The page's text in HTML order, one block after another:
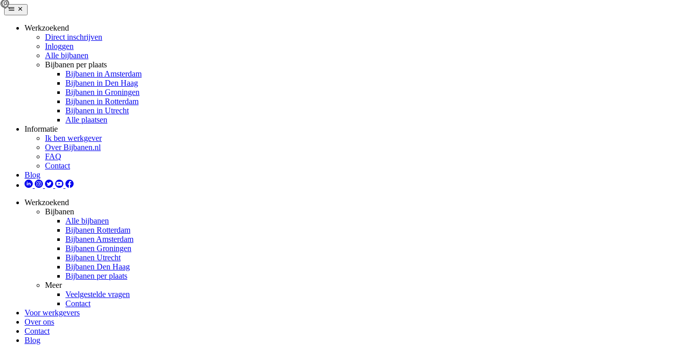
Werkzoekend
Direct inschrijven
Inloggen
Alle bijbanen
Bijbanen per plaats
Bijbanen in Amsterdam
Bijbanen in Den Haag
Bijbanen in Groningen
Bijbanen in Rotterdam
Bijbanen in Utrecht
Alle plaatsen
Informatie
Ik ben werkgever
Over Bijbanen.nl
FAQ
Contact
Blog
Werkzoekend
Bijbanen
Alle bijbanen
Bijbanen Rotterdam
Bijbanen Amsterdam
Bijbanen Groningen
Bijbanen Utrecht
Bijbanen Den Haag
Bijbanen per plaats
Meer
Veelgestelde vragen
Contact
Voor werkgevers
Over ons
Contact
Blog